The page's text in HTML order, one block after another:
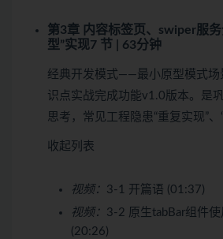
第3章 内容标签页、swiper服
型”实现7 节 | 63分钟
经典开发模式——最小原型模式场
识点实战完成功能v1.0版本。是
思考，常见工程隐患“重复实现”、
收起列表
视频： 3-1 开篇语 (01:37)
视频： 3-2 原生tabBar组件
(20:26)